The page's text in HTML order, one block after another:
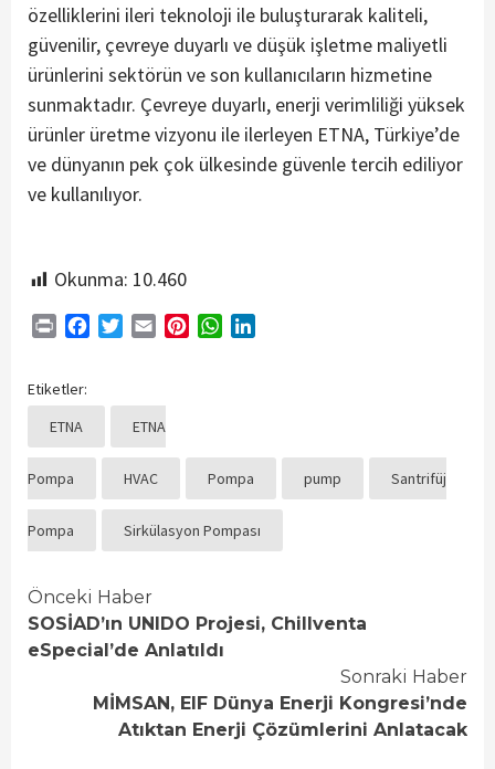
özelliklerini ileri teknoloji ile buluşturarak kaliteli,
güvenilir, çevreye duyarlı ve düşük işletme maliyetli
ürünlerini sektörün ve son kullanıcıların hizmetine
sunmaktadır. Çevreye duyarlı, enerji verimliliği yüksek
ürünler üretme vizyonu ile ilerleyen ETNA, Türkiye’de
ve dünyanın pek çok ülkesinde güvenle tercih ediliyor
ve kullanılıyor.
Okunma: 10.460
Print FacebookTwitterEmail PinterestWhatsApp
Etiketler:
ETNA
ETNA
Pompa HVAC Pompa pump Santrifüj
Pompa Sirkülasyon Pompası
Continue
Reading
Önceki Haber
SOSİAD’ın UNIDO Projesi, Chillventa
eSpecial’de Anlatıldı
Sonraki Haber
MİMSAN, EIF Dünya Enerji Kongresi’nde
Atıktan Enerji Çözümlerini Anlatacak